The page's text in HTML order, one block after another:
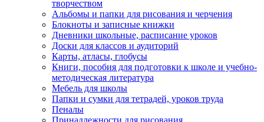
творчеством
Альбомы и папки для рисования и черчения
Блокноты и записные книжки
Дневники школьные, расписание уроков
Доски для классов и аудиторий
Карты, атласы, глобусы
Книги, пособия для подготовки к школе и учебно-
методическая литература
Мебель для школы
Папки и сумки для тетрадей, уроков труда
Пеналы
Принадлежности для рисования